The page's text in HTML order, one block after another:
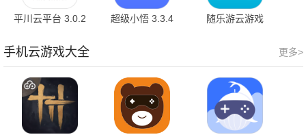
平川云平台 3.0.2
超级小悟 3.3.4
随乐游云游戏
更多>
手机云游戏大全